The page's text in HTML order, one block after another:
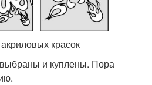
красок
и куплены. Пора